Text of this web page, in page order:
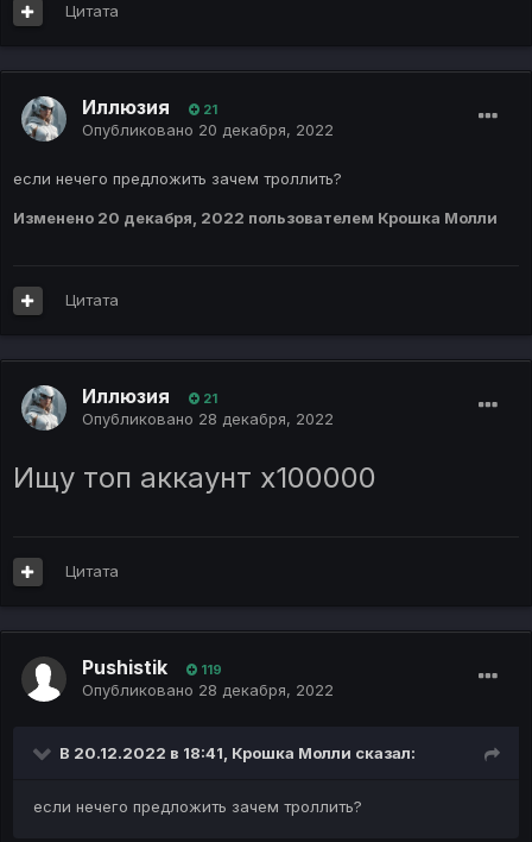
Цитата
Иллюзия 21
Опубликовано 20 декабря, 2022
если нечего предложить зачем троллить?
Изменено 20 декабря, 2022 пользователем Крошка Молли
Цитата
Иллюзия 21
Опубликовано 28 декабря, 2022
Ищу топ аккаунт x100000
Цитата
Pushistik 119
Опубликовано 28 декабря, 2022
В 20.12.2022 в 18:41, Крошка Молли сказал:
если нечего предложить зачем троллить?